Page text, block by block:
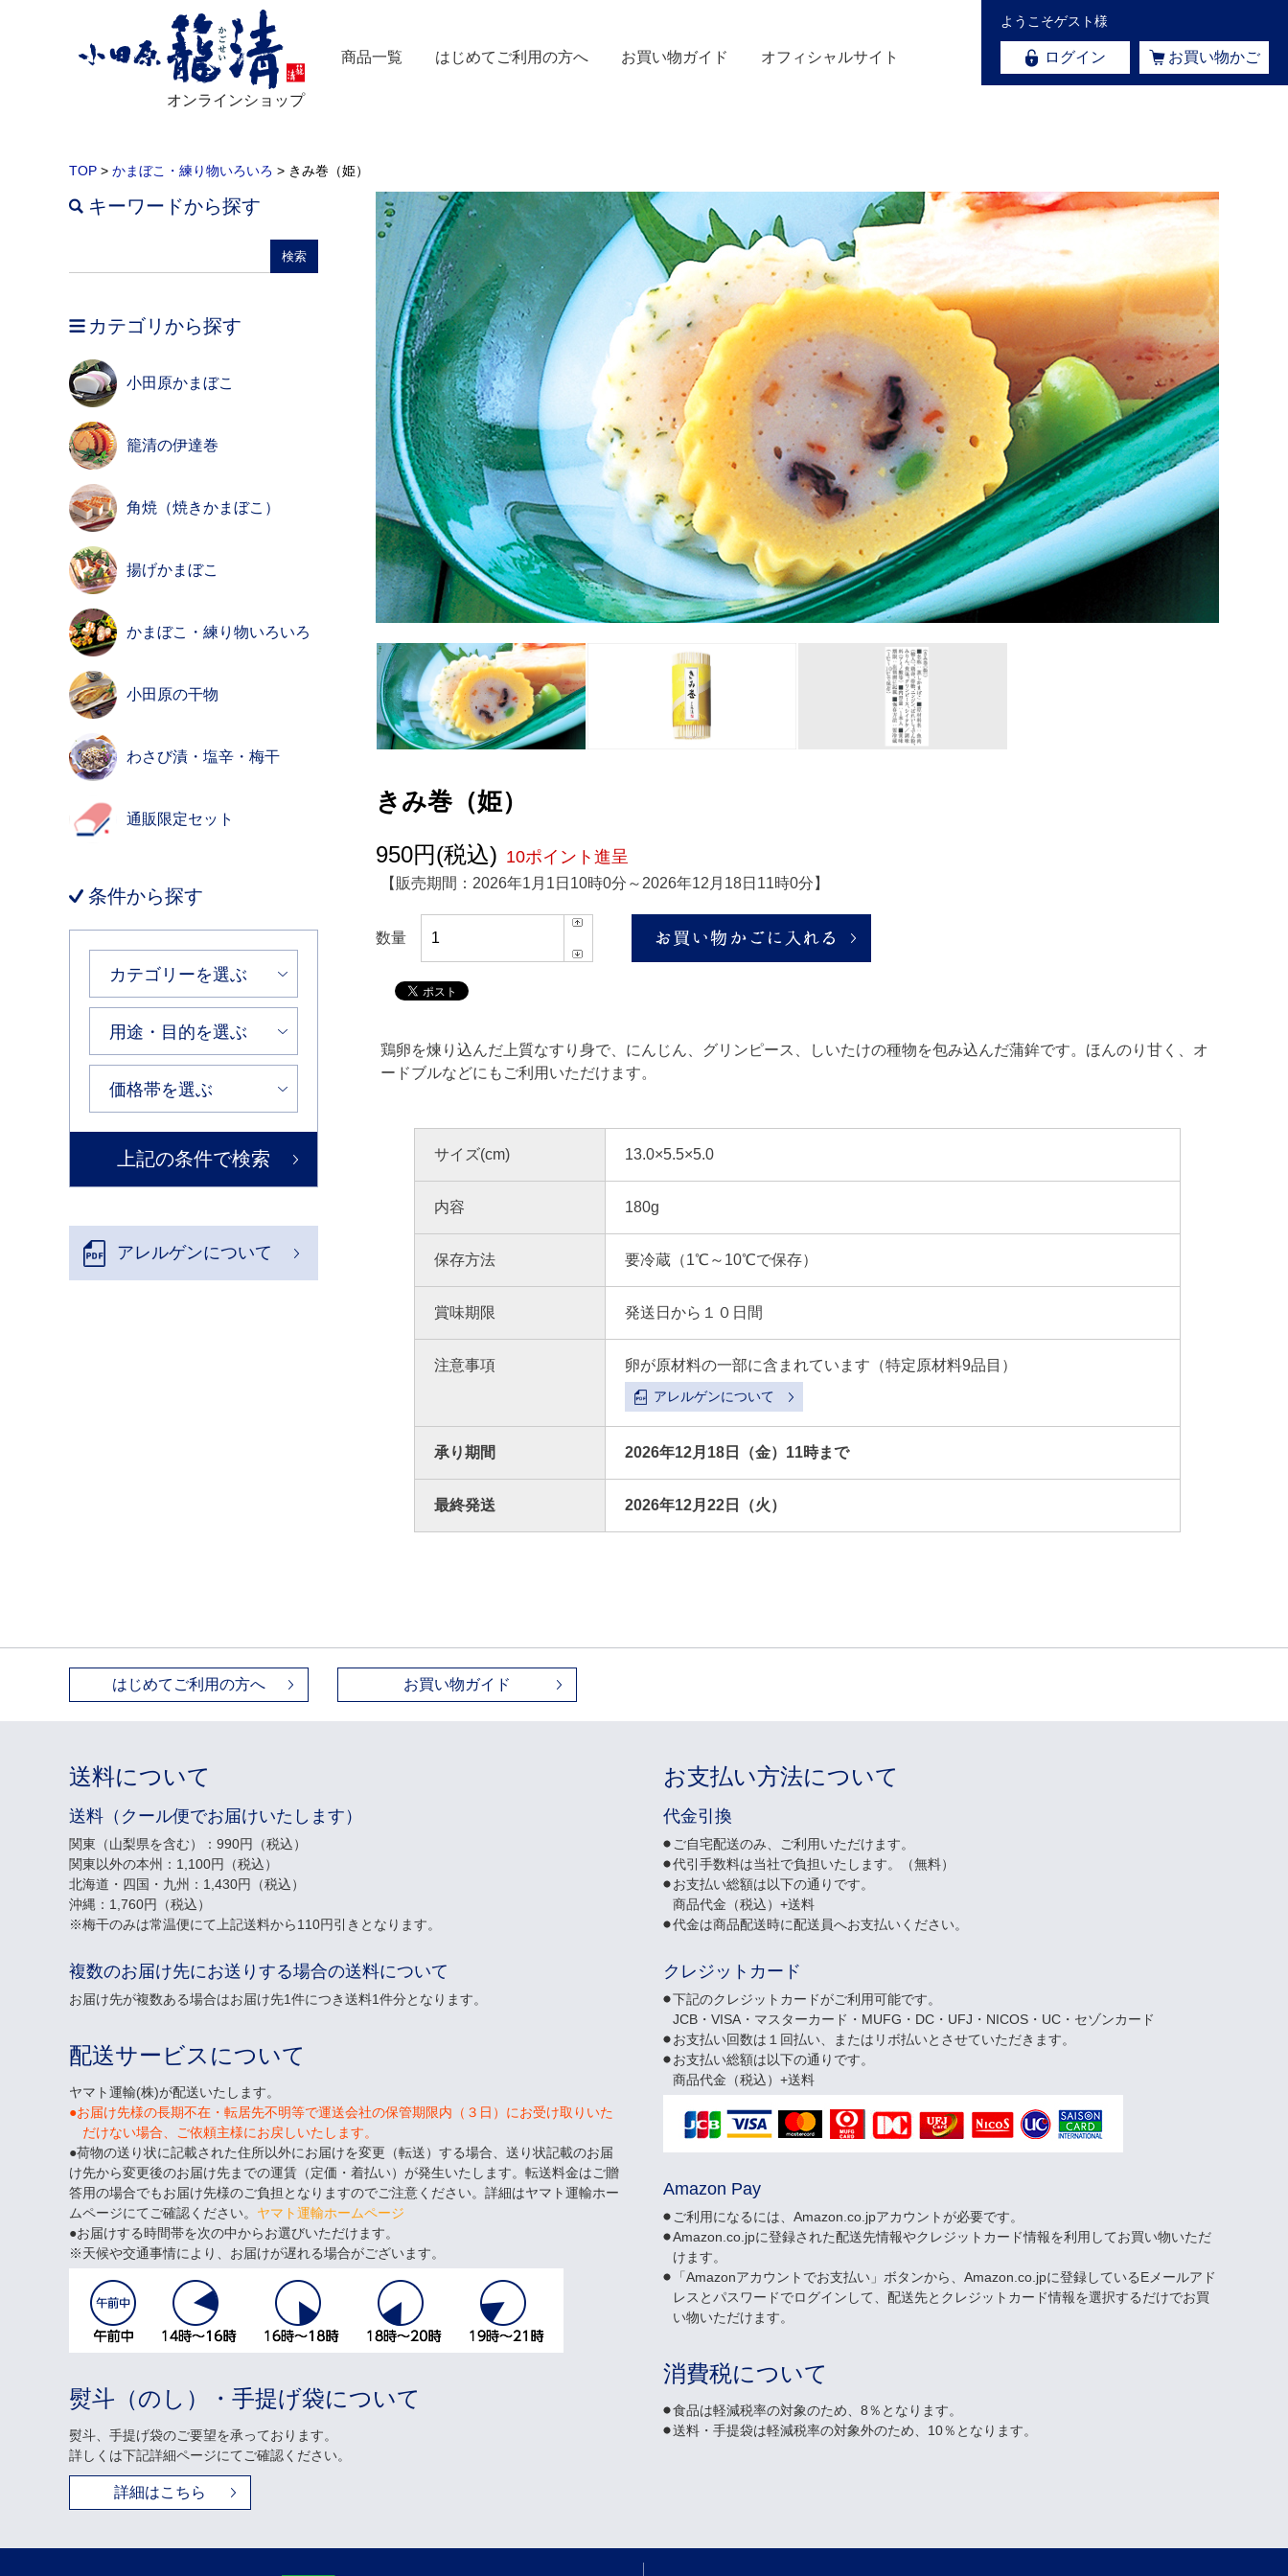
オンラインショップ
ようこそゲスト様
ログイン お買い物かご
商品一覧 はじめてご利用の方へ お買い物ガイド オフィシャルサイト
キーワードから探す
カテゴリから探す
小田原かまぼこ
籠清の伊達巻
角焼（焼きかまぼこ）
揚げかまぼこ
かまぼこ・練り物いろいろ
小田原の干物
わさび漬・塩辛・梅干
通販限定セット
条件から探す
アレルゲンについて
TOP > かまぼこ・練り物いろいろ > きみ巻（姫）
きみ巻（姫）
950円(税込) 10ポイント進呈
【販売期間： 2026年1月1日10時0分 ～2026年12月18日11時0分 】
数量
鶏卵を煉り込んだ上質なすり身で、にんじん、グリンピース、しいたけの種物を包み込んだ蒲鉾です。ほんのり甘く、オ
ードブルなどにもご利用いただけます。
サイズ(cm) 13.0×5.5×5.0
内容 180g
保存方法 要冷蔵（1℃～10℃で保存）
賞味期限 発送日から１０日間
注意事項 卵が原材料の一部に含まれています（特定原材料9品目）
アレルゲンについて
承り期間 2026年12月18日（金）11時まで
最終発送 2026年12月22日（火）
はじめてご利用の方へ お買い物ガイド
送料について
送料（クール便でお届けいたします）
関東（山梨県を含む）：990円（税込）
関東以外の本州：1,100円（税込）
北海道・四国・九州：1,430円（税込）
沖縄：1,760円（税込）
梅干のみは常温便にて上記送料から110円引きとなります。
複数のお届け先にお送りする場合の送料について
お届け先が複数ある場合はお届け先1件につき送料1件分となります。
配送サービスについて
ヤマト運輸(株)が配送いたします。
●お届け先様の長期不在・転居先不明等で運送会社の保管期限内（３日）にお受け取りいた
だけない場合、ご依頼主様にお戻しいたします。
●荷物の送り状に記載された住所以外にお届けを変更（転送）する場合、送り状記載のお届
け先から変更後のお届け先までの運賃（定価・着払い）が発生いたします。転送料金はご贈
答用の場合でもお届け先様のご負担となりますのでご注意ください。詳細はヤマト運輸ホー
ムページにてご確認ください。 ヤマト運輸ホームページ
●お届けする時間帯を次の中からお選びいただけます。
天候や交通事情により、お届けが遅れる場合がございます。
熨斗（のし）・手提げ袋について
熨斗、手提げ袋のご要望を承っております。
詳しくは下記詳細ページにてご確認ください。
詳細はこちら
お支払い方法について
代金引換
ご自宅配送のみ、ご利用いただけます。
代引手数料は当社で負担いたします。（無料）
お支払い総額は以下の通りです。
商品代金（税込）+送料
代金は商品配送時に配送員へお支払いください。
クレジットカード
下記のクレジットカードがご利用可能です。
JCB・VISA・マスターカード・MUFG・DC・UFJ・NICOS・UC・セゾンカード
お支払い回数は１回払い、またはリボ払いとさせていただきます。
お支払い総額は以下の通りです。
商品代金（税込）+送料
Amazon Pay
ご利用になるには、Amazon.co.jpアカウントが必要です。
Amazon.co.jpに登録された配送先情報やクレジットカード情報を利用してお買い物いただ
けます。
「Amazonアカウントでお支払い」ボタンから、Amazon.co.jpに登録しているEメールアド
レスとパスワードでログインして、配送先とクレジットカード情報を選択するだけでお買
い物いただけます。
消費税について
食品は軽減税率の対象のため、8％となります。
送料・手提袋は軽減税率の対象外のため、10％となります。